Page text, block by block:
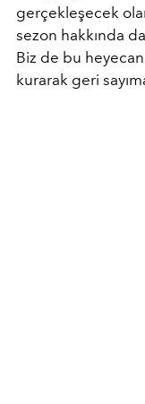
gerçekleşecek
sezon hakkında
Biz de bu
kurarak geri